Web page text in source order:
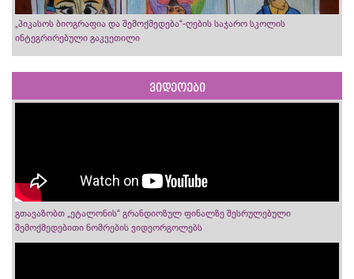
„პიკასოს ბიოგრაფია და შემოქმედება“-ღების საჯარო სკოლის
ინტეგრირებული გაკვეთილი
ვიდეოები
გთავაზობთ „ეტალონის“ გრანდიოზულ ფინალზე შესრულებული
შემოქმედებითი ნომრების ვიდეორგოლებს